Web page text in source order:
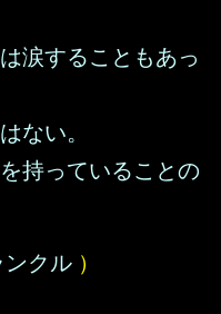
涙することもあっ
ない。
持っていることの
ンクル ）